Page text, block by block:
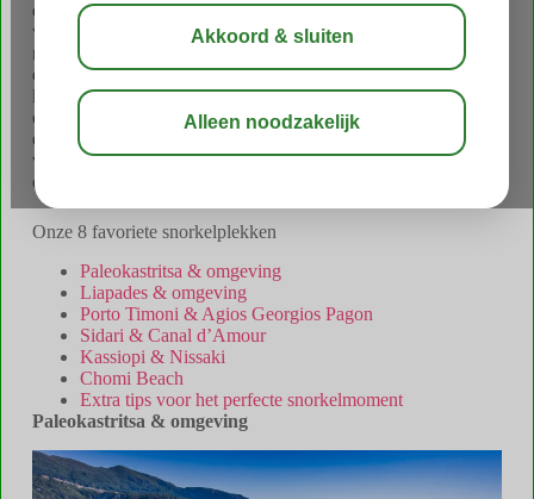
dorpjes, groene heuvels en natuurlijk dat helderblauwe water
waar Griekenland zo bekend om staat. Maar wat veel mensen
niet weten, is dat je hier ook heel leuk kunt snorkelen. Langs
de kust liggen kleine, verborgen baaitjes waar het water
kraakhelder is en je zomaar tussen de vissen zwemt. Vooral ’s
ochtends, als de zee nog rustig is, is het een perfecte plek voor
een ontspannen snorkeltocht. Zin om de onderwaterwereld
van Corfu zelf te ontdekken? Dit zijn onze favoriete plekken
om te snorkelen.
Onze 8 favoriete snorkelplekken
Paleokastritsa & omgeving
Liapades & omgeving
Porto Timoni & Agios Georgios Pagon
Sidari & Canal d’Amour
Kassiopi & Nissaki
Chomi Beach
Extra tips voor het perfecte snorkelmoment
Paleokastritsa & omgeving